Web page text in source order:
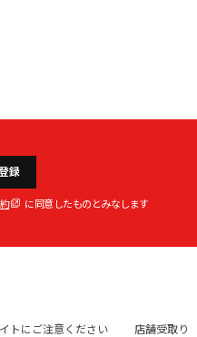
録
に同意したものとみなします
トにご注意ください 店舗受取り